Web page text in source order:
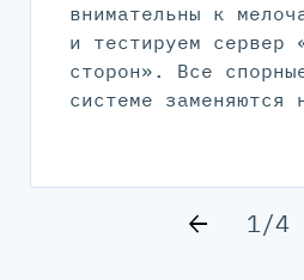
внимательны к
и тестируем сервер
сторон». Все
системе заменяются
1/4